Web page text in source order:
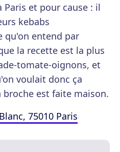
et pour cause : il
kebabs
qu'on entend par
la recette est la plus
tomate-oignons, et
voulait donc ça
est faite maison.
75010 Paris